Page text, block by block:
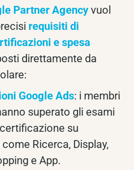
Partner Agency vuol
requisiti di
e spesa
direttamente da
Google Ads: i membri
superato gli esami
su
Ricerca, Display,
e App.